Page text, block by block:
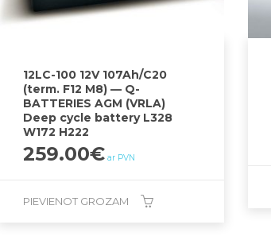
12LC-100 12V 107Ah/C20
(term. F12 M8) — Q-
BATTERIES AGM (VRLA)
Deep cycle battery L328
W172 H222
259.00€ ar PVN
PIEVIENOT GROZAM